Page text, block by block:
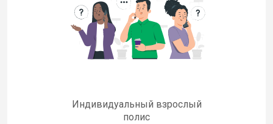
Индивидуальный взрослый
полис